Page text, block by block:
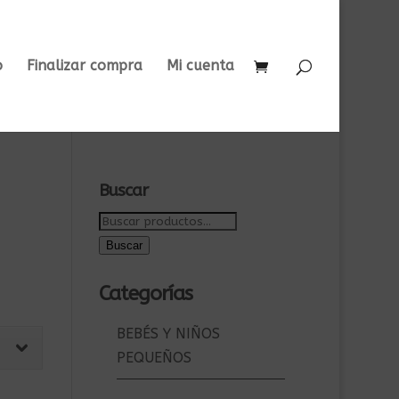
Finalizar compra Mi cuenta
Buscar
Buscar
por:
Buscar
Categorías
BEBÉS Y NIÑOS
PEQUEÑOS